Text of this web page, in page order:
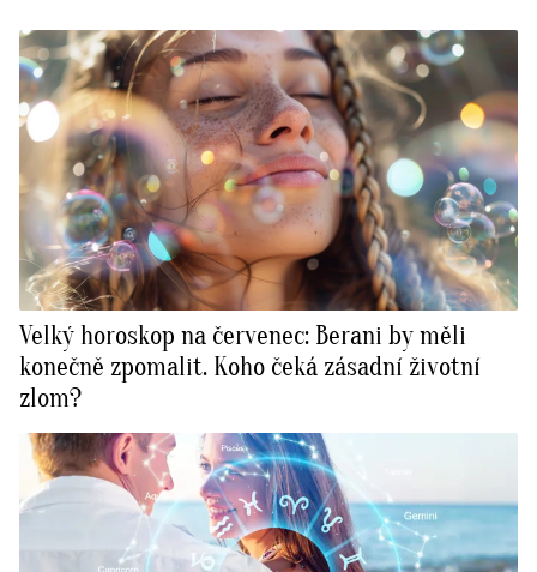
Velký horoskop na červenec: Berani by měli
konečně zpomalit. Koho čeká zásadní životní
zlom?